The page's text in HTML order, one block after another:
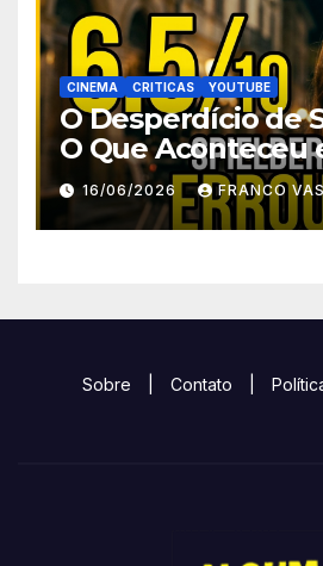
CINEMA CRITICAS YOUTUBE
O Desperdício de
O Que Aconteceu
16/06/2026 FRANCO
Sobre Contato